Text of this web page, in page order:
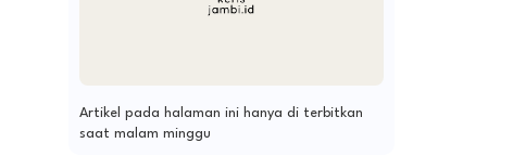
Artikel pada halaman ini hanya di terbitkan
saat malam minggu